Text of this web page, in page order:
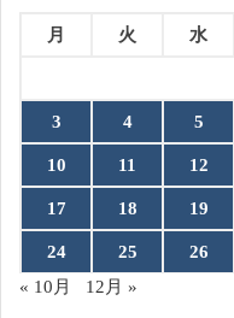
月 火 水
3 4 5
10 11 12
17 18 19
24 25 26
« 10月
12月 »